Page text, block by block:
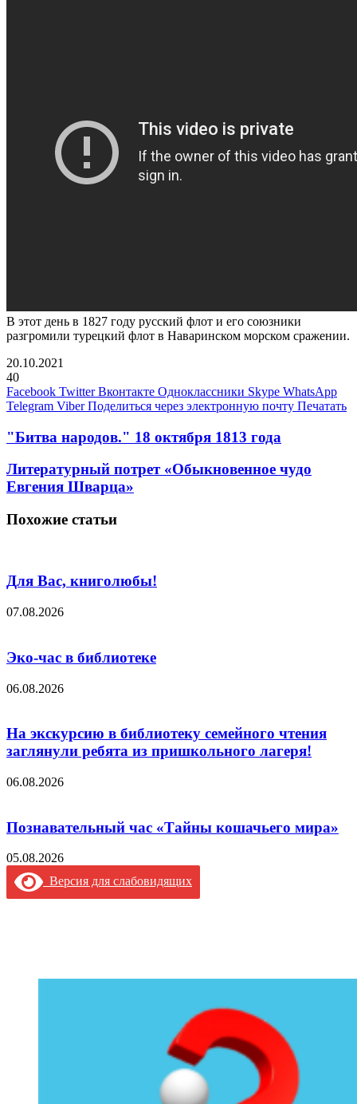
В этот день в 1827 году русский флот и его союзники
разгромили турецкий флот в Наваринском морском сражении.
20.10.2021
40
Facebook Twitter Вконтакте Одноклассники Skype WhatsApp
Telegram Viber Поделиться через электронную почту Печатать
"Битва народов." 18 октября 1813 года
Литературный потрет «Обыкновенное чудо
Евгения Шварца»
Похожие статьи
Для Вас, книголюбы!
07.08.2026
Эко-час в библиотеке
06.08.2026
На экскурсию в библиотеку семейного чтения
заглянули ребята из пришкольного лагеря!
06.08.2026
Познавательный час «Тайны кошачьего мира»
05.08.2026
Версия для слабовидящих